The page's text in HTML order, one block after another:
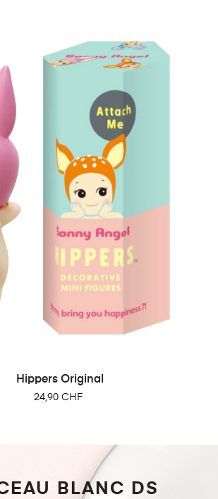
Hippers Original
24,90 CHF
BLANC DS